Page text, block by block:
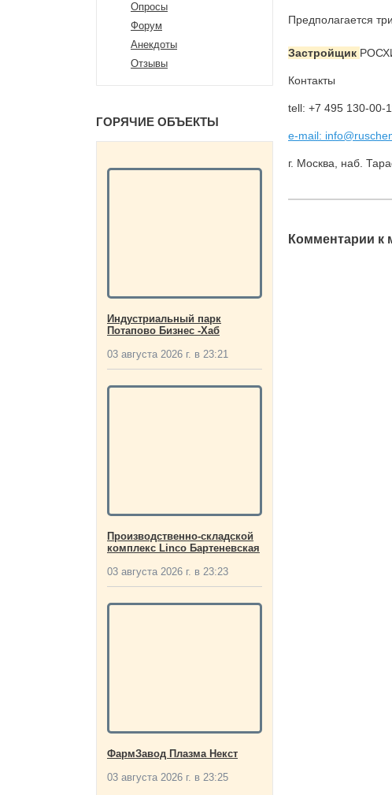
Опросы
Форум
Анекдоты
Отзывы
ГОРЯЧИЕ ОБЪЕКТЫ
Индустриальный парк
Потапово Бизнес -Хаб
03 августа 2026 г. в 23:21
Производственно-складской
комплекс Linco Бартеневская
03 августа 2026 г. в 23:23
ФармЗавод Плазма Некст
03 августа 2026 г. в 23:25
Предполагается
Застройщик
Контакты
tell: +7 495 130-00-
e-mail:
г. Москва, наб.
Комментарии к